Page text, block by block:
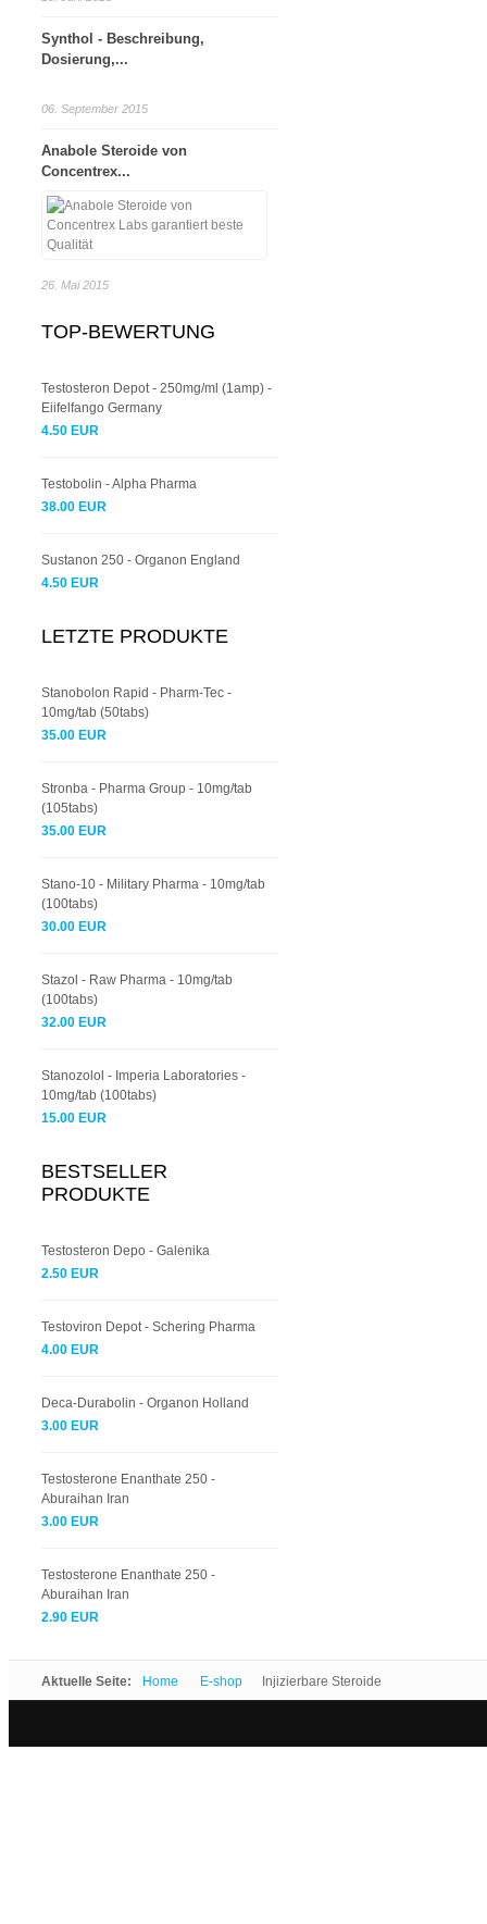
Synthol - Beschreibung,
Dosierung,...
06. September 2015
Anabole Steroide von
Concentrex...
26. Mai 2015
TOP-BEWERTUNG
Testosteron Depot - 250mg/ml (1amp) -
Eiifelfango Germany
4.50 EUR
Testobolin - Alpha Pharma
38.00 EUR
Sustanon 250 - Organon England
4.50 EUR
LETZTE PRODUKTE
Stanobolon Rapid - Pharm-Tec -
10mg/tab (50tabs)
35.00 EUR
Stronba - Pharma Group - 10mg/tab
(105tabs)
35.00 EUR
Stano-10 - Military Pharma - 10mg/tab
(100tabs)
30.00 EUR
Stazol - Raw Pharma - 10mg/tab
(100tabs)
32.00 EUR
Stanozolol - Imperia Laboratories -
10mg/tab (100tabs)
15.00 EUR
BESTSELLER
PRODUKTE
Testosteron Depo - Galenika
2.50 EUR
Testoviron Depot - Schering Pharma
4.00 EUR
Deca-Durabolin - Organon Holland
3.00 EUR
Testosterone Enanthate 250 -
Aburaihan Iran
3.00 EUR
Testosterone Enanthate 250 -
Aburaihan Iran
2.90 EUR
Aktuelle Seite: Home E-shop Injizierbare Steroide